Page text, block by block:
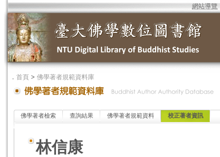
網站導覽
． 首頁 > 佛學著者規範資料庫
佛學著者檢索 查詢結果 佛學著者規範資料 校正著者資訊
林信康